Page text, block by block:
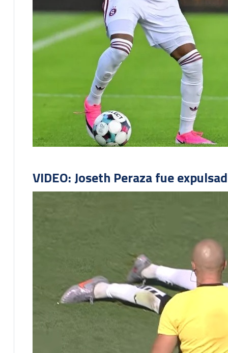
VIDEO: Joseth Peraza fue